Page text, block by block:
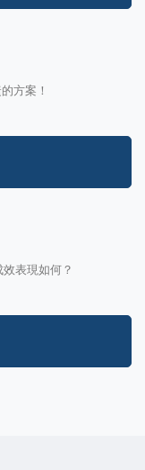
方案！
表現如何？